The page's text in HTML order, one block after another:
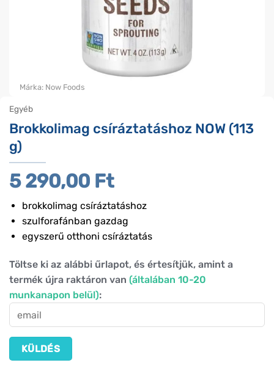
Egyéb
Brokkolimag csíráztatáshoz NOW (113
g)
5 290,00 Ft
brokkolimag csíráztatáshoz
szulforafánban gazdag
egyszerű otthoni csíráztatás
Töltse ki az alábbi űrlapot, és értesítjük, amint a
termék újra raktáron van (általában 10-20
munkanapon belül):
Márka: Now Foods